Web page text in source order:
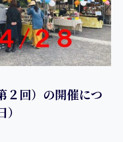
２回）の開催につ